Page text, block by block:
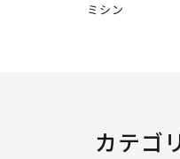
ミシン
カテゴ